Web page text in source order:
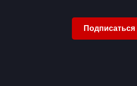
Подписаться